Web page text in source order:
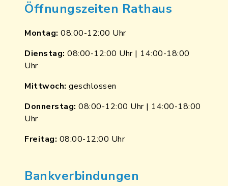
Öffnungszeiten Rathaus
Montag: 08:00-12:00 Uhr
Dienstag: 08:00-12:00 Uhr | 14:00-18:00
Uhr
Mittwoch: geschlossen
Donnerstag: 08:00-12:00 Uhr | 14:00-18:00
Uhr
Freitag: 08:00-12:00 Uhr
Bankverbindungen